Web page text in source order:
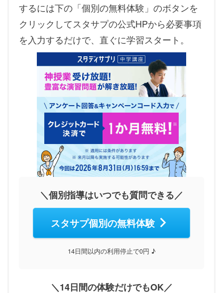
するには下の「個別の無料体験」のボタンを
クリックしてスタサプの公式HPから必要事項
を入力するだけで、直ぐに学習スタート。
＼個別指導はいつでも質問できる／
スタサプ個別の無料体験
14日間以内の利用停止で0円 ♪
＼14日間の体験だけでもOK／